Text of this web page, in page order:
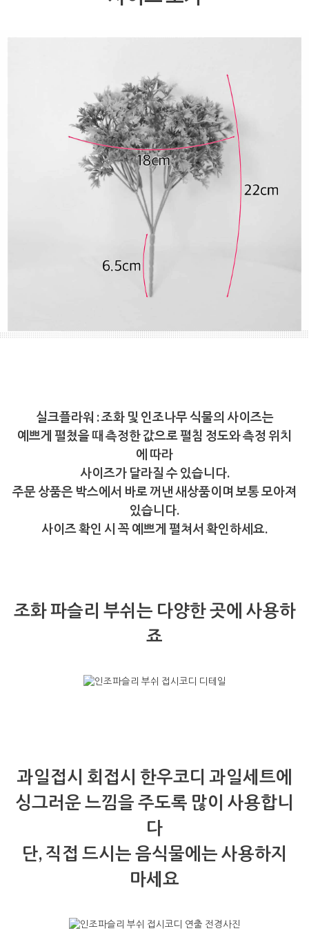
실크플라워 : 조화 및 인조나무 식물의 사이즈는
예쁘게 펼쳤을 때 측정한 값으로 펼침 정도와 측정 위치
에 따라
사이즈가 달라질 수 있습니다.
주문 상품은 박스에서 바로 꺼낸 새상품이며 보통 모아져
있습니다.
사이즈 확인 시 꼭 예쁘게 펼쳐서 확인하세요.
조화 파슬리 부쉬는 다양한 곳에 사용하
죠
과일접시 회접시 한우코디 과일세트에
싱그러운 느낌을 주도록 많이 사용합니
다
단, 직접 드시는 음식물에는 사용하지
마세요